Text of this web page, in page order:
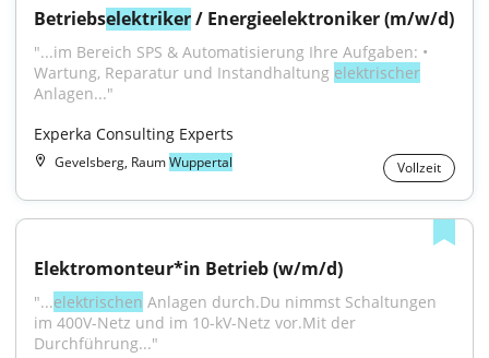
Betriebselektriker / Energieelektroniker (m/w/d)
"...im Bereich SPS & Automatisierung Ihre Aufgaben: •
Wartung, Reparatur und Instandhaltung elektrischer
Anlagen..."
Experka Consulting Experts
Gevelsberg, RaumWuppertal Vollzeit
Elektromonteur*in Betrieb (w/m/d)
"...elektrischen Anlagen durch.Du nimmst Schaltungen
im 400V-Netz und im 10-kV-Netz vor.Mit der
Durchführung..."